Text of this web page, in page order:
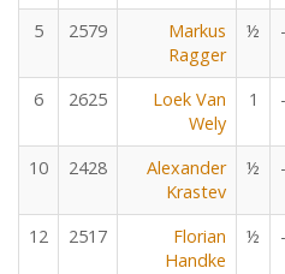
5 2579
Markus
Ragger
½ -
6 2625
Loek Van
Wely
1 -
10 2428
Alexander
Krastev
½ -
12 2517
Florian
Handke
½ -